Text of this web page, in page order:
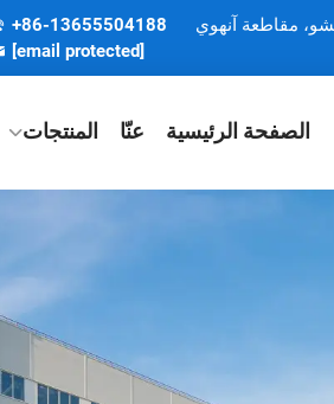
مقاطعة آنهوي
+86-13655504188
[email protected]
الصفحة الرئيسية عنّا المنتجات